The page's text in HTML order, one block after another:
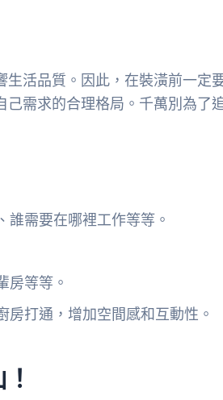
生活品質。因此，在裝潢前一定
己需求的合理格局。千萬別為了
誰需要在哪裡工作等等。
房等等。
打通，增加空間感和互動性。